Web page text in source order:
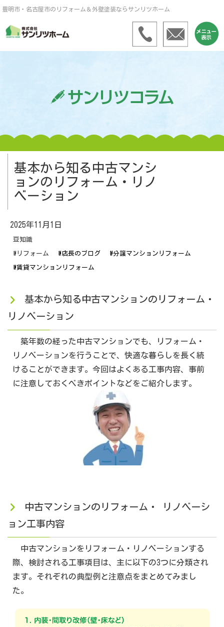
豊明市・名古屋市のリフォーム＆外壁塗装ならサンリツホーム
基本から知る中古マンシ
ョンのリフォーム・リノ
ベーション
2025年11月1日
豆知識
#リフォーム #店長のブログ #分譲マンションリフォーム
#賃貸マンションリフォーム
基本から知る中古マンションのリフォーム・
リノベーション
築年数の経った中古マンションでも、リフォーム・
リノベーションを行うことで、快適な暮らしを長く続
けることができます。今回はよくある工事内容、事前
に注意しておくべきポイントなどをご紹介します。
中古マンションのリフォーム・ リノベーシ
ョン工事内容
中古マンションをリフォーム・リノベーションする
際、検討される工事項目は、主に以下の3つに分類され
ます。それぞれの典型例と注意点をまとめてみまし
た。